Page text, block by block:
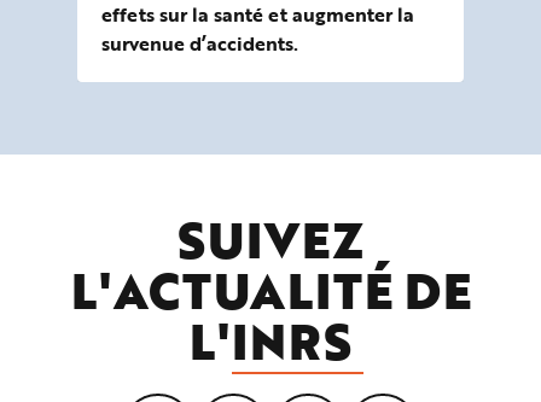
effets sur la santé et augmenter la
survenue d’accidents.
SUIVEZ
L'ACTUALITÉ DE
L'INRS